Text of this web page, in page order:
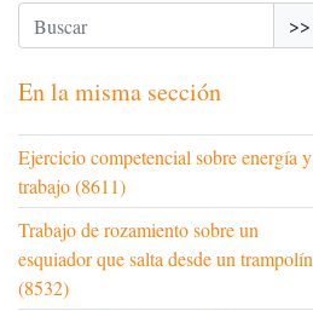
>>
En la misma sección
Ejercicio competencial sobre energía y
trabajo (8611)
Trabajo de rozamiento sobre un
esquiador que salta desde un trampolín
(8532)